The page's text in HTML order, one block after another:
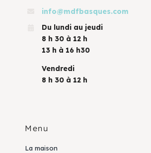
info@mdfbasques.com
Du lundi au jeudi
8 h 30 à 12 h
13 h à 16 h30
Vendredi
8 h 30 à 12 h
Menu
La maison